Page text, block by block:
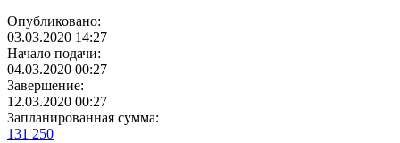
Опубликовано:
03.03.2020 14:27
Начало подачи:
04.03.2020 00:27
Завершение:
12.03.2020 00:27
Запланированная сумма:
131 250